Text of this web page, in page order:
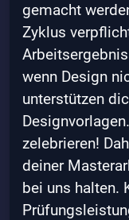
gemacht
Zyklus
wenn Design
unterstützen
zelebrieren!
deiner
bei uns halten.